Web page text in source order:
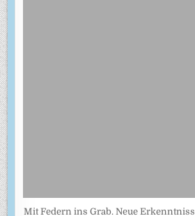
Mit Federn ins Grab. Neue